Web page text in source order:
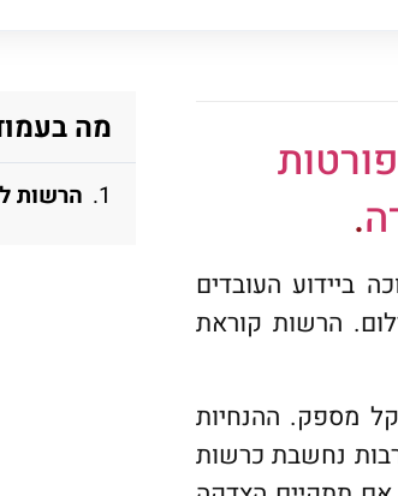
.
ביידוע העובדים
הרשות קוראת
מספק. ההנחיות
נחשבת כרשות
מה